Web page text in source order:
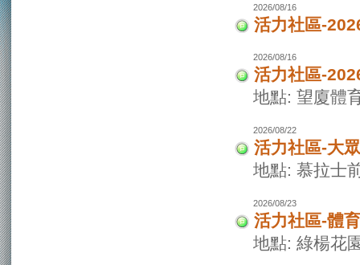
2026/08/16
活力社區-
2026/08/16
活力社區-
地點: 望廈體
2026/08/22
活力社區-大
地點: 慕拉士
2026/08/23
活力社區-體
地點: 綠楊花